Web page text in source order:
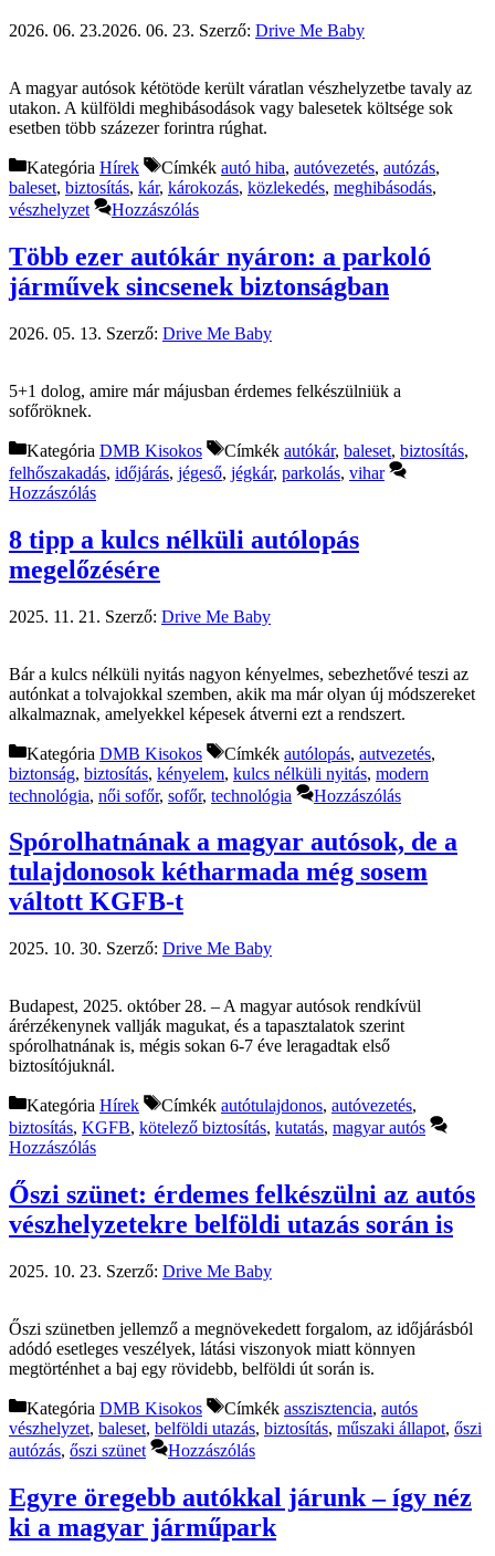
2026. 06. 23.2026. 06. 23. Szerző: Drive Me Baby
A magyar autósok kétötöde került váratlan vészhelyzetbe tavaly az
utakon. A külföldi meghibásodások vagy balesetek költsége sok
esetben több százezer forintra rúghat.
Kategória Hírek Címkék autó hiba, autóvezetés, autózás,
baleset, biztosítás, kár, károkozás, közlekedés, meghibásodás,
vészhelyzet
Hozzászólás
Több ezer autókár nyáron: a parkoló
járművek sincsenek biztonságban
2026. 05. 13. Szerző: Drive Me Baby
5+1 dolog, amire már májusban érdemes felkészülniük a
sofőröknek.
Kategória DMB Kisokos Címkék autókár, baleset, biztosítás,
felhőszakadás, időjárás, jégeső, jégkár, parkolás, vihar
Hozzászólás
8 tipp a kulcs nélküli autólopás
megelőzésére
2025. 11. 21. Szerző: Drive Me Baby
Bár a kulcs nélküli nyitás nagyon kényelmes, sebezhetővé teszi az
autónkat a tolvajokkal szemben, akik ma már olyan új módszereket
alkalmaznak, amelyekkel képesek átverni ezt a rendszert.
Kategória DMB Kisokos Címkék autólopás, autvezetés,
biztonság, biztosítás, kényelem, kulcs nélküli nyitás, modern
technológia, női sofőr, sofőr, technológia Hozzászólás
Spórolhatnának a magyar autósok, de a
tulajdonosok kétharmada még sosem
váltott KGFB-t
2025. 10. 30. Szerző: Drive Me Baby
Budapest, 2025. október 28. – A magyar autósok rendkívül
árérzékenynek vallják magukat, és a tapasztalatok szerint
spórolhatnának is, mégis sokan 6-7 éve leragadtak első
biztosítójuknál.
Kategória Hírek Címkék autótulajdonos, autóvezetés,
biztosítás, KGFB, kötelező biztosítás, kutatás, magyar autós
Hozzászólás
Őszi szünet: érdemes felkészülni az autós
vészhelyzetekre belföldi utazás során is
2025. 10. 23. Szerző: Drive Me Baby
Őszi szünetben jellemző a megnövekedett forgalom, az időjárásból
adódó esetleges veszélyek, látási viszonyok miatt könnyen
megtörténhet a baj egy rövidebb, belföldi út során is.
Kategória DMB Kisokos Címkék asszisztencia, autós
vészhelyzet, baleset, belföldi utazás, biztosítás, műszaki állapot, őszi
autózás, őszi szünet Hozzászólás
Egyre öregebb autókkal járunk – így néz
ki a magyar járműpark